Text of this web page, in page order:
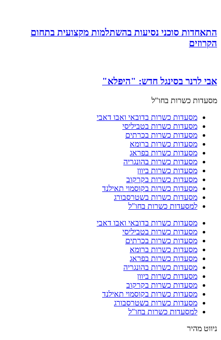
התאחדות סוכני נסיעות בהשתלמות מקצועית בתחום
הקרוזים
אבי לרנר בסינגל חדש: "היפלא"
מסעדות כשרות בחו"ל
מסעדות כשרות בדובאי ואבו דאבי
מסעדות כשרות בטביליסי
מסעדות כשרות בכרתים
מסעדות כשרות ברומא
מסעדות כשרות בפראג
מסעדות כשרות בהונגריה
מסעדות כשרות ביוון
מסעדות כשרות בקרקוב
מסעדות כשרות בקוסמוי תאילנד
מסעדות כשרות בשטרסבורג
למסעדות כשרות בחו"ל
מסעדות כשרות בדובאי ואבו דאבי
מסעדות כשרות בטביליסי
מסעדות כשרות בכרתים
מסעדות כשרות ברומא
מסעדות כשרות בפראג
מסעדות כשרות בהונגריה
מסעדות כשרות ביוון
מסעדות כשרות בקרקוב
מסעדות כשרות בקוסמוי תאילנד
מסעדות כשרות בשטרסבורג
למסעדות כשרות בחו"ל
ניווט מהיר